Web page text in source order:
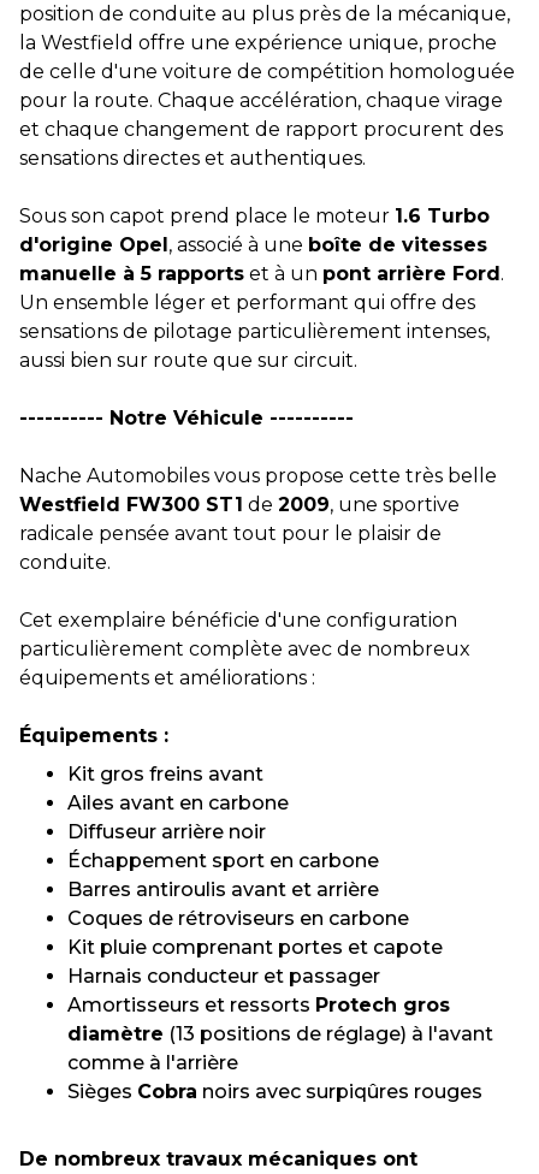
position de conduite au plus près de la mécanique,
la Westfield offre une expérience unique, proche
de celle d'une voiture de compétition homologuée
pour la route. Chaque accélération, chaque virage
et chaque changement de rapport procurent des
sensations directes et authentiques.
Sous son capot prend place le moteur 1.6 Turbo
d'origine Opel, associé à une boîte de vitesses
manuelle à 5 rapports et à un pont arrière Ford.
Un ensemble léger et performant qui offre des
sensations de pilotage particulièrement intenses,
aussi bien sur route que sur circuit.
---------- Notre Véhicule ----------
Nache Automobiles vous propose cette très belle
Westfield FW300 ST1 de 2009, une sportive
radicale pensée avant tout pour le plaisir de
conduite.
Cet exemplaire bénéficie d'une configuration
particulièrement complète avec de nombreux
équipements et améliorations :
Équipements :
Kit gros freins avant
Ailes avant en carbone
Diffuseur arrière noir
Échappement sport en carbone
Barres antiroulis avant et arrière
Coques de rétroviseurs en carbone
Kit pluie comprenant portes et capote
Harnais conducteur et passager
Amortisseurs et ressorts Protech gros
diamètre (13 positions de réglage) à l'avant
comme à l'arrière
Sièges Cobra noirs avec surpiqûres rouges
De nombreux travaux mécaniques ont